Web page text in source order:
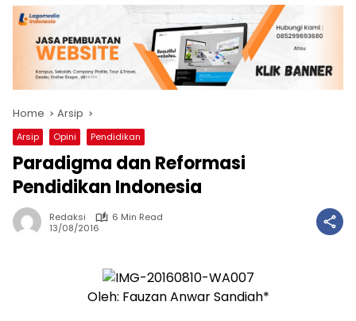
Home Arsip
Arsip Opini Pendidikan
Paradigma dan Reformasi
Pendidikan Indonesia
Redaksi
6 Min Read
13/08/2016
Oleh: Fauzan Anwar Sandiah*